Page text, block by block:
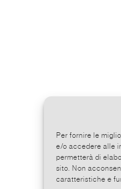
Per fornire le
e/o accedere alle
permetterà di
sito. Non
caratteristiche e